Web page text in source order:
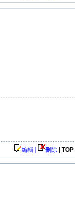
編輯 | 刪除 TOP